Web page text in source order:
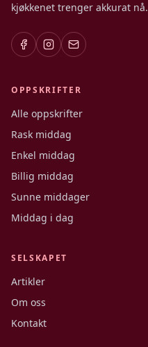
kjøkkenet trenger akkurat nå.
OPPSKRIFTER
Alle oppskrifter
Rask middag
Enkel middag
Billig middag
Sunne middager
Middag i dag
SELSKAPET
Artikler
Om oss
Kontakt